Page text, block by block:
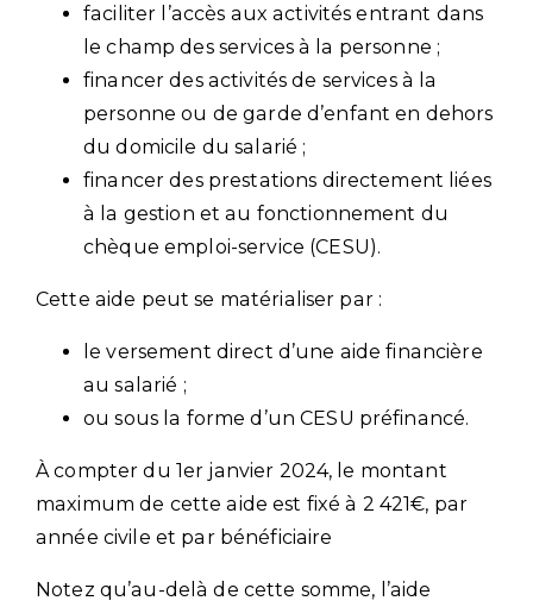
faciliter l’accès aux activités entrant dans
le champ des services à la personne ;
financer des activités de services à la
personne ou de garde d’enfant en dehors
du domicile du salarié ;
financer des prestations directement liées
à la gestion et au fonctionnement du
chèque emploi-service (CESU).
Cette aide peut se matérialiser par :
le versement direct d’une aide financière
au salarié ;
ou sous la forme d’un CESU préfinancé.
À compter du 1er janvier 2024, le montant
maximum de cette aide est fixé à 2 421€, par
année civile et par bénéficiaire
Notez qu’au-delà de cette somme, l’aide